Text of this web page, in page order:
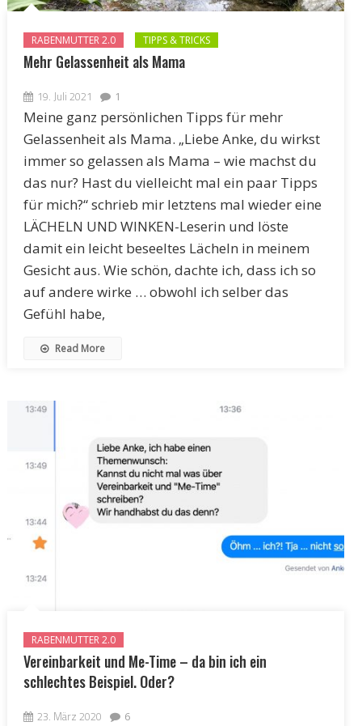
RABENMUTTER 2.0 TIPPS & TRICKS
Mehr Gelassenheit als Mama
19. Juli 2021 1
Meine ganz persönlichen Tipps für mehr
Gelassenheit als Mama. „Liebe Anke, du wirkst
immer so gelassen als Mama – wie machst du
das nur? Hast du vielleicht mal ein paar Tipps
für mich?“ schrieb mir letztens mal wieder eine
LÄCHELN UND WINKEN-Leserin und löste
damit ein leicht beseeltes Lächeln in meinem
Gesicht aus. Wie schön, dachte ich, dass ich so
auf andere wirke … obwohl ich selber das
Gefühl habe,
Read More
RABENMUTTER 2.0
Vereinbarkeit und Me-Time – da bin ich ein
schlechtes Beispiel. Oder?
23. März 2020 6